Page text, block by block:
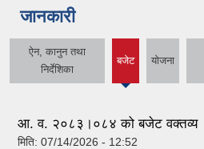
जानकारी
ऐन, कानुन तथा
निर्देशिका
बजेट
tab)
योजना
आ. व. २०८३।०८४ को बजेट वक्तव्य
मिति: 07/14/2026 - 12:52